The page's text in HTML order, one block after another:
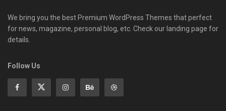
We bring you the best Premium WordPress Themes that perfect
for news, magazine, personal blog, etc. Check our landing page for
details.
Follow Us